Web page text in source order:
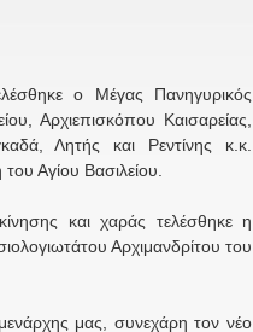
ο Μέγας Πανηγυρικός
Αρχιεπισκόπου Καισαρείας,
Λητής και Ρεντίνης κ.κ.
Αγίου Βασιλείου.
και χαράς τελέσθηκε η
Αρχιμανδρίτου του
μας, συνεχάρη τον νέο